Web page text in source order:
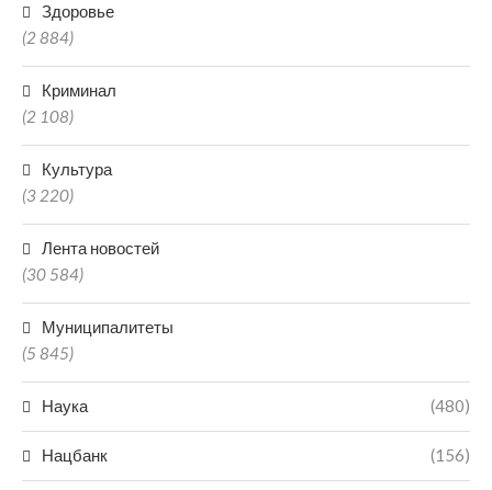
Здоровье
(2 884)
Криминал
(2 108)
Культура
(3 220)
Лента новостей
(30 584)
Муниципалитеты
(5 845)
Наука (480)
Нацбанк (156)